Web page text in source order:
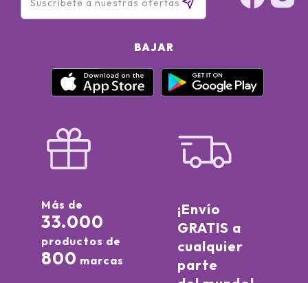
BAJAR
Más de
33.000
productos de
800 marcas
¡Envío
GRATIS a
cualquier
parte